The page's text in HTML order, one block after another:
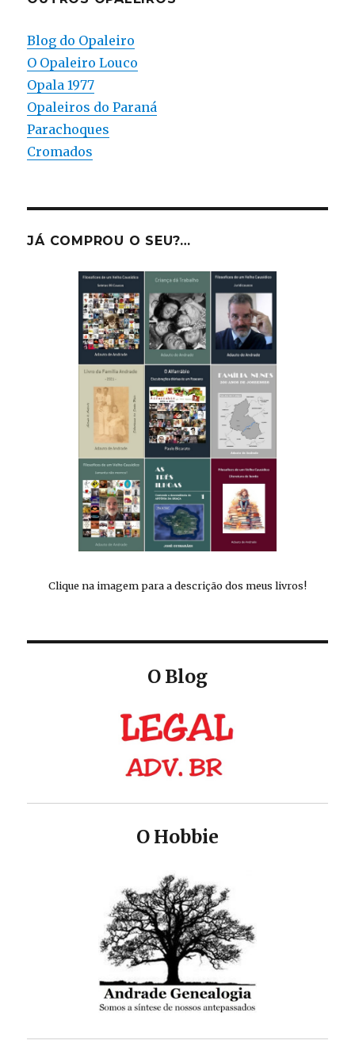
Blog do Opaleiro
O Opaleiro Louco
Opala 1977
Opaleiros do Paraná
Parachoques
Cromados
JÁ COMPROU O SEU?…
Clique na imagem para a descrição dos meus livros!
O Blog
O Hobbie